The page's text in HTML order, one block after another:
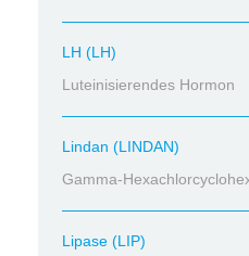
LH (LH)
Luteinisierendes Hormon
Lindan (LINDAN)
Gamma-
Lipase (LIP)